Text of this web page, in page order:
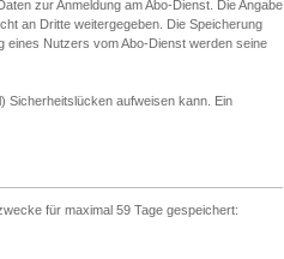
zur Anmeldung am Abo-Dienst. Die Angabe
an Dritte weitergegeben. Die Speicherung
eines Nutzers vom Abo-Dienst werden seine
Sicherheitslücken aufweisen kann. Ein
für maximal 59 Tage gespeichert: